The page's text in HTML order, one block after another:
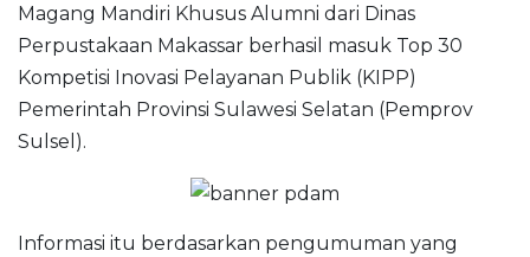
Magang Mandiri Khusus Alumni dari Dinas
Perpustakaan Makassar berhasil masuk Top 30
Kompetisi Inovasi Pelayanan Publik (KIPP)
Pemerintah Provinsi Sulawesi Selatan (Pemprov
Sulsel).
Informasi itu berdasarkan pengumuman yang